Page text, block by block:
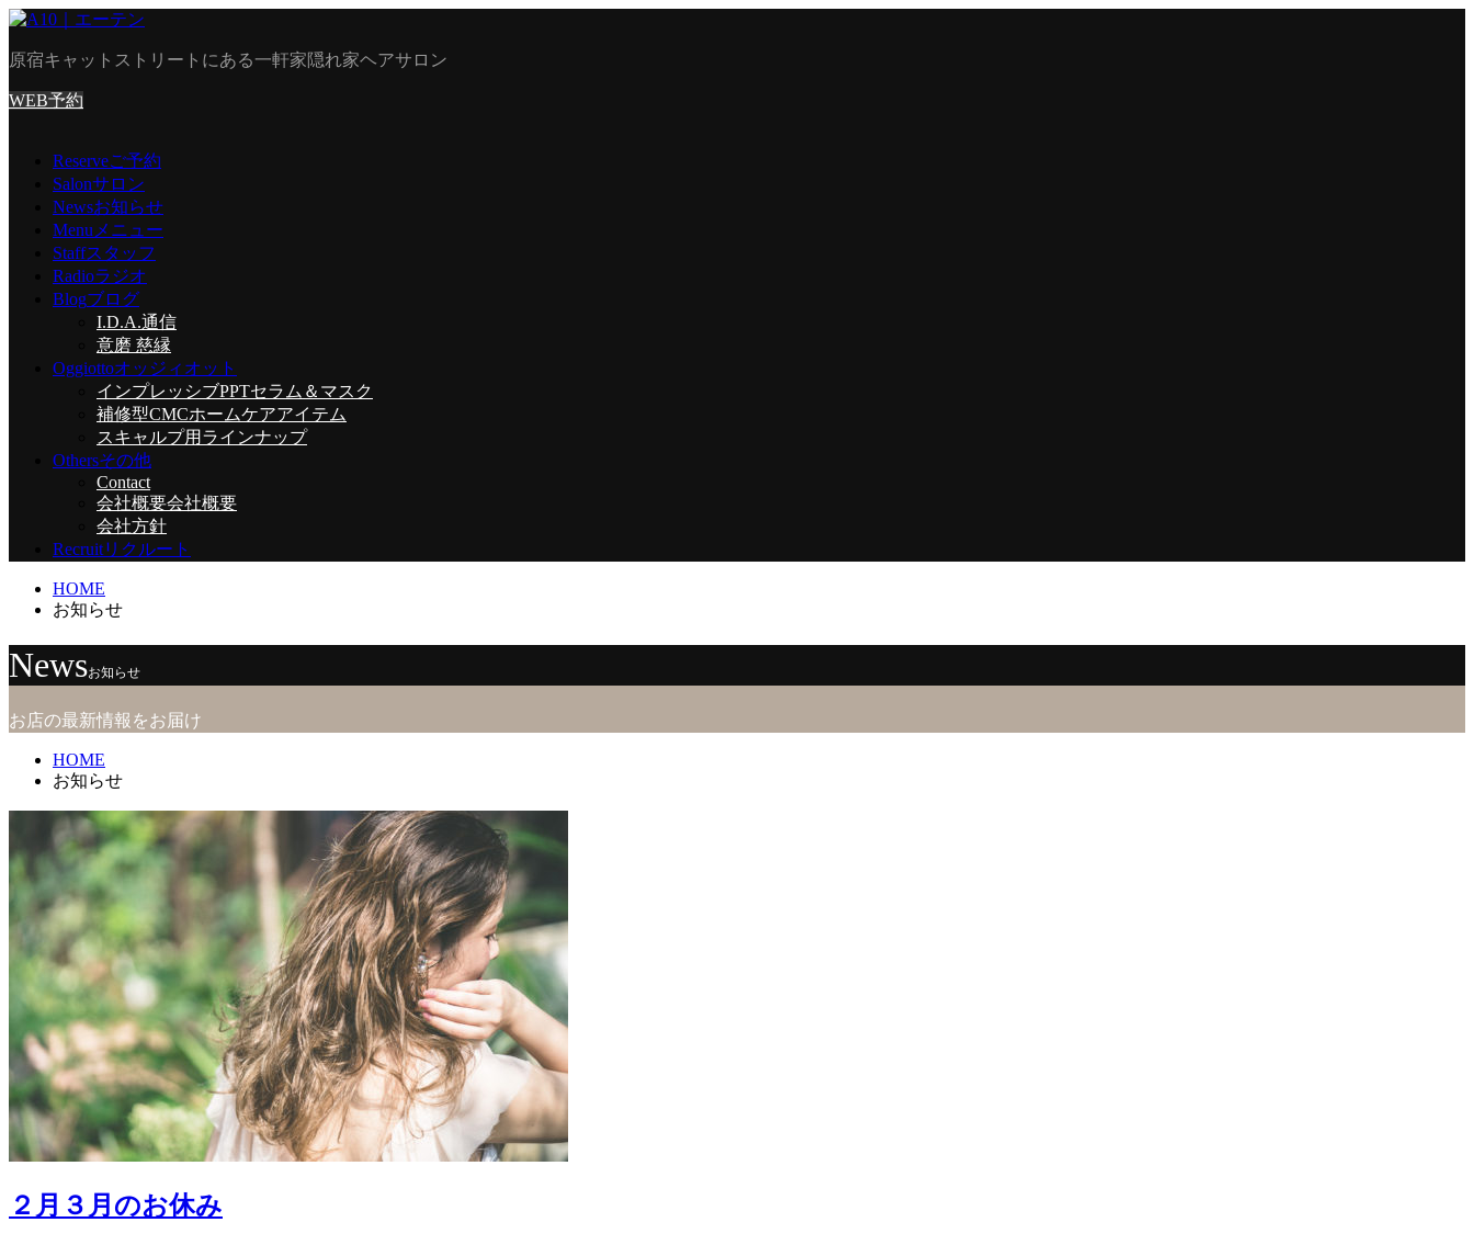
原宿キャットストリートにある一軒家隠れ家ヘアサロン
WEB予約
Reserveご予約
Salonサロン
Newsお知らせ
Menu メニュー
Staffスタッフ
Radioラジオ
Blogブログ
I.D.A.通信
意磨 慈縁
Oggiottoオッジィオット
インプレッシブPPTセラム＆マスク
補修型CMCホームケアアイテム
スキャルプ用ラインナップ
Othersその他
Contact
会社概要会社概要
会社方針
Recruitリクルート
HOME
お知らせ
Newsお知らせ
お店の最新情報をお届け
HOME
お知らせ
２月３月のお休み